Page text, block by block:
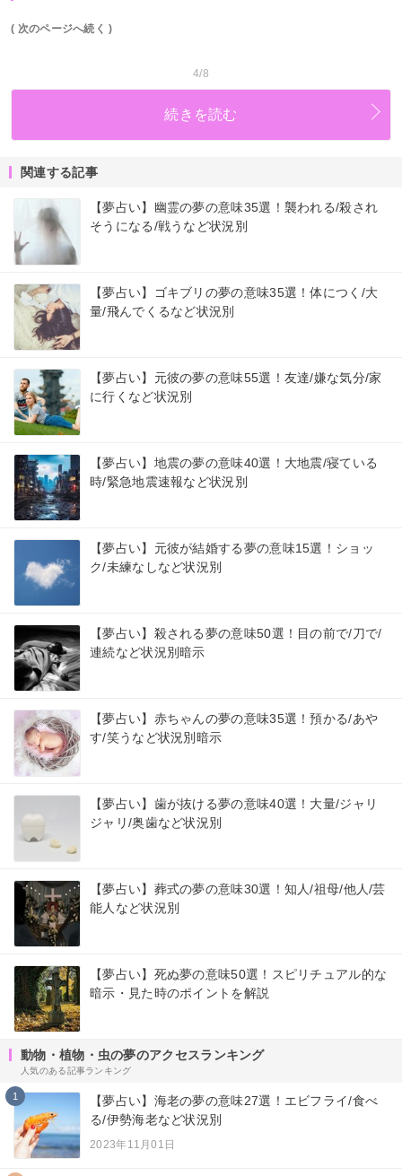
( 次のページへ続く )
4/8
続きを読む
関連する記事
【夢占い】幽霊の夢の意味35選！襲われる/殺され
そうになる/戦うなど状況別
【夢占い】ゴキブリの夢の意味35選！体につく/大
量/飛んでくるなど状況別
【夢占い】元彼の夢の意味55選！友達/嫌な気分/家
に行くなど状況別
【夢占い】地震の夢の意味40選！大地震/寝ている
時/緊急地震速報など状況別
【夢占い】元彼が結婚する夢の意味15選！ショッ
ク/未練なしなど状況別
【夢占い】殺される夢の意味50選！目の前で/刀で/
連続など状況別暗示
【夢占い】赤ちゃんの夢の意味35選！預かる/あや
す/笑うなど状況別暗示
【夢占い】歯が抜ける夢の意味40選！大量/ジャリ
ジャリ/奥歯など状況別
【夢占い】葬式の夢の意味30選！知人/祖母/他人/芸
能人など状況別
【夢占い】死ぬ夢の意味50選！スピリチュアル的な
暗示・見た時のポイントを解説
動物・植物・虫の夢のアクセスランキング
人気のある記事ランキング
1
【夢占い】海老の夢の意味27選！エビフライ/食べ
る/伊勢海老など状況別
2023年11月01日